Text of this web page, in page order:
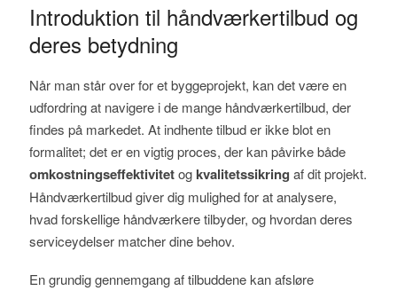
Introduktion til håndværkertilbud og
deres betydning
Når man står over for et byggeprojekt, kan det være en
udfordring at navigere i de mange håndværkertilbud, der
findes på markedet. At indhente tilbud er ikke blot en
formalitet; det er en vigtig proces, der kan påvirke både
omkostningseffektivitetog kvalitetssikring af dit projekt.
Håndværkertilbud giver dig mulighed for at analysere,
hvad forskellige håndværkere tilbyder, og hvordan deres
serviceydelser matcher dine behov.
En grundig gennemgang af tilbuddene kan afsløre